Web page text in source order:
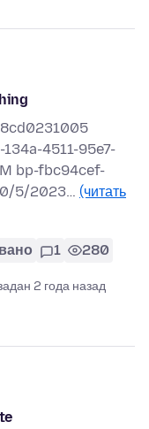
4511-95e7-
bp-fbc94cef-
5/2023… (читать
1 280
2 года назад